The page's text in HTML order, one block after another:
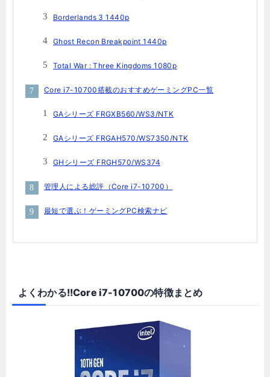
Borderlands 3 1440p
Ghost Recon Breakpoint 1440p
Total War : Three Kingdoms 1080p
Core i7-10700搭載のおすすめゲーミングPC一覧
GAシリーズ FRGXB560/WS3/NTK
GAシリーズ FRGAH570/WS7350/NTK
GHシリーズ FRGH570/WS374
管理人による総評（Core i7-10700）
最短で選ぶ！ゲーミングPC検索ナビ
よくわかる!!Core i7-10700の特徴まとめ